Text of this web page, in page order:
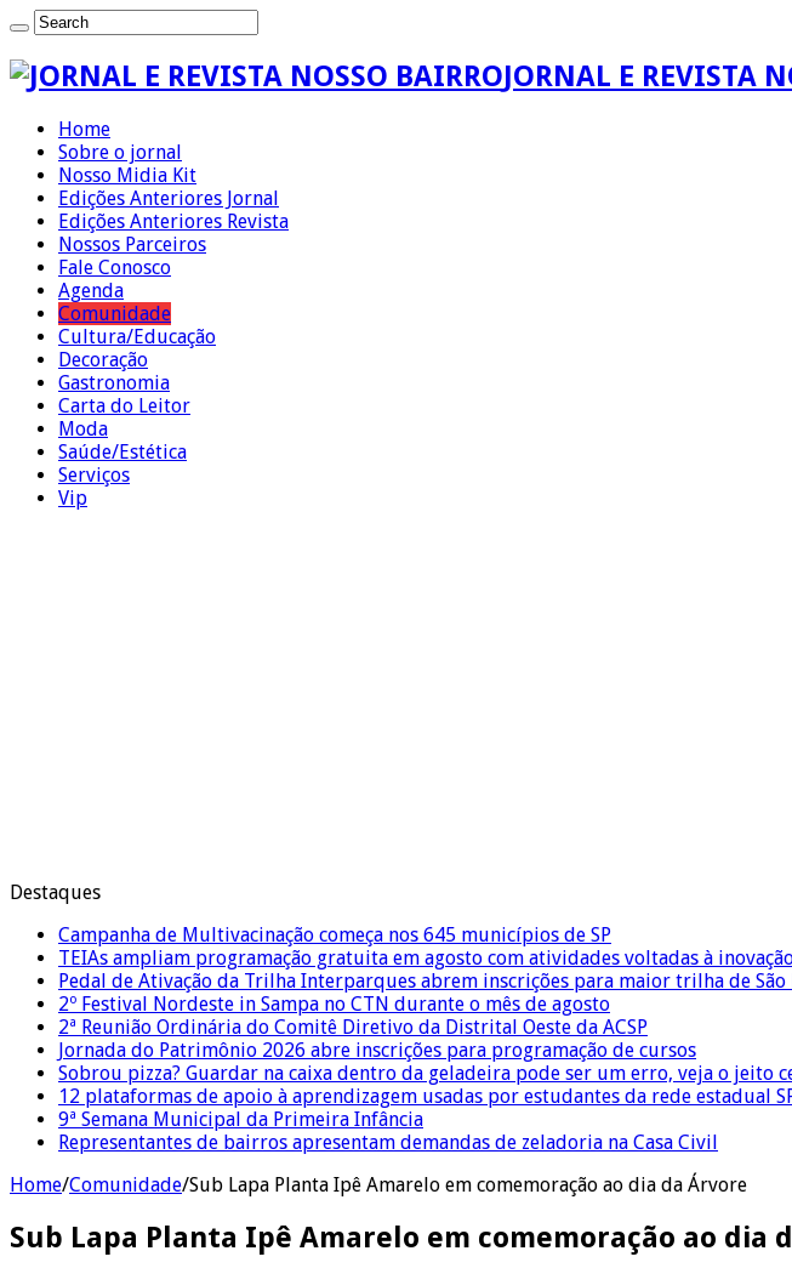
JORNAL E REVISTA
Home
Sobre o jornal
Nosso Midia Kit
Edições Anteriores Jornal
Edições Anteriores Revista
Nossos Parceiros
Fale Conosco
Agenda
Comunidade
Cultura/Educação
Decoração
Gastronomia
Carta do Leitor
Moda
Saúde/Estética
Serviços
Vip
Destaques
Campanha de Multivacinação começa nos 645 municípios de SP
TEIAs ampliam programação gratuita em agosto com atividades voltadas à
Pedal de Ativação da Trilha Interparques abrem inscrições para maior trilha de São
2º Festival Nordeste in Sampa no CTN durante o mês de agosto
2ª Reunião Ordinária do Comitê Diretivo da Distrital Oeste da ACSP
Jornada do Patrimônio 2026 abre inscrições para programação de cursos
Sobrou pizza? Guardar na caixa dentro da geladeira pode ser um erro, veja o jeito
12 plataformas de apoio à aprendizagem usadas por estudantes da rede estadual
9ª Semana Municipal da Primeira Infância
Representantes de bairros apresentam demandas de zeladoria na Casa Civil
Home/Comunidade/Sub Lapa Planta Ipê Amarelo em comemoração ao dia da Árvore
Sub Lapa Planta Ipê Amarelo em comemoração ao dia